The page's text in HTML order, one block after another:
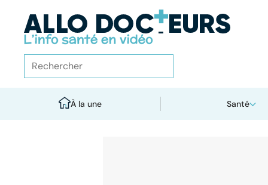
À la une Santé